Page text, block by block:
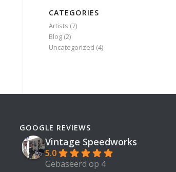
CATEGORIES
Artists (7)
Blog (2)
Uncategorized (4)
GOOGLE REVIEWS
Vintage Speedworks
5.0
Gebaseerd op 4